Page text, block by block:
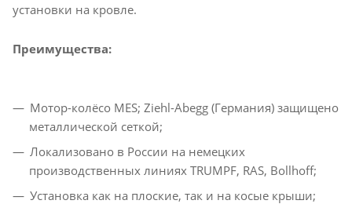
установки на кровле.
Преимущества:
Мотор-колёсо MES; Ziehl-Abegg (Германия) защищено
металлической сеткой;
Локализовано в России на немецких
производственных линиях TRUMPF, RAS, Bollhoff;
Установка как на плоские, так и на косые крыши;